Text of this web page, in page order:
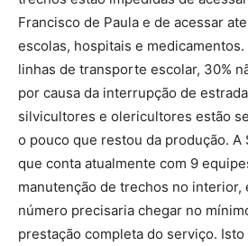
Francisco de Paula e de acessar
escolas, hospitais e
linhas de transporte escolar, 30%
por causa da interrupção de
silvicultores e olericultores estão
o pouco que restou da produção. A
que conta atualmente com 9
manutenção de trechos no interior,
número precisaria chegar no
prestação completa do serviço.